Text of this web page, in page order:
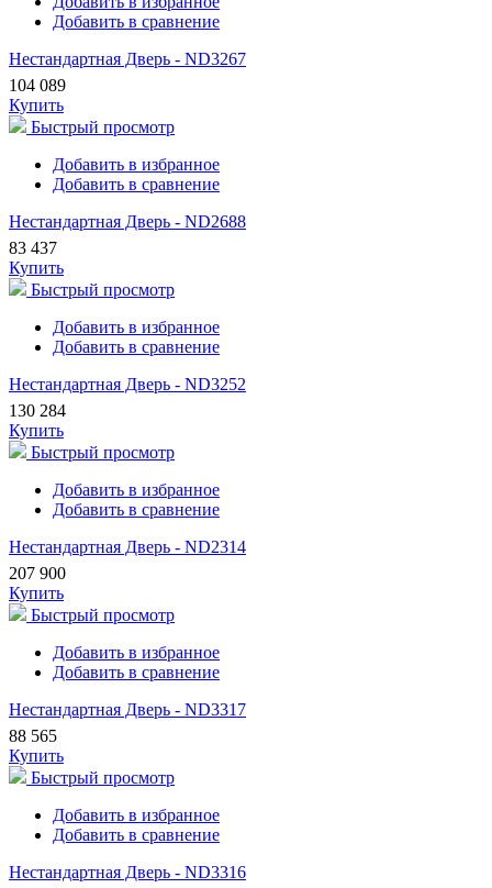
Добавить в сравнение
Нестандартная Дверь - ND3267
104 089
Купить
Быстрый просмотр
Добавить в избранное
Добавить в сравнение
Нестандартная Дверь - ND2688
83 437
Купить
Быстрый просмотр
Добавить в избранное
Добавить в сравнение
Нестандартная Дверь - ND3252
130 284
Купить
Быстрый просмотр
Добавить в избранное
Добавить в сравнение
Нестандартная Дверь - ND2314
207 900
Купить
Быстрый просмотр
Добавить в избранное
Добавить в сравнение
Нестандартная Дверь - ND3317
88 565
Купить
Быстрый просмотр
Добавить в избранное
Добавить в сравнение
Нестандартная Дверь - ND3316